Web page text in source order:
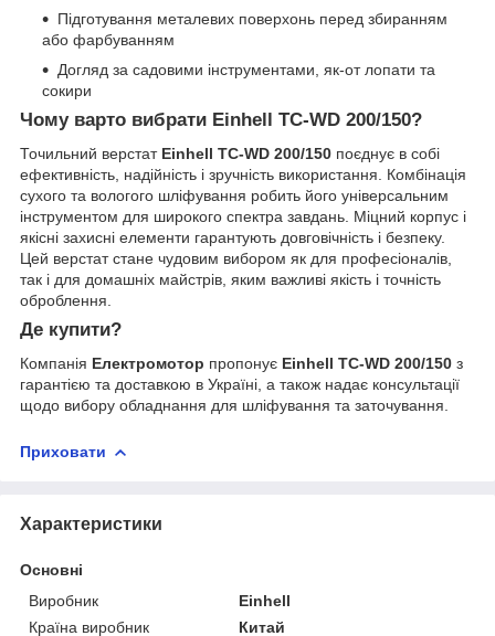
Підготування металевих поверхонь перед збиранням
або фарбуванням
Догляд за садовими інструментами, як-от лопати та
сокири
Чому варто вибрати Einhell TC-WD 200/150?
Точильний верстат Einhell TC-WD 200/150 поєднує в собі
ефективність, надійність і зручність використання. Комбінація
сухого та вологого шліфування робить його універсальним
інструментом для широкого спектра завдань. Міцний корпус і
якісні захисні елементи гарантують довговічність і безпеку.
Цей верстат стане чудовим вибором як для професіоналів,
так і для домашніх майстрів, яким важливі якість і точність
оброблення.
Де купити?
Компанія Електромотор пропонує Einhell TC-WD 200/150 з
гарантією та доставкою в Україні, а також надає консультації
щодо вибору обладнання для шліфування та заточування.
Приховати
Характеристики
Основні
Виробник
Einhell
Країна виробник
Китай